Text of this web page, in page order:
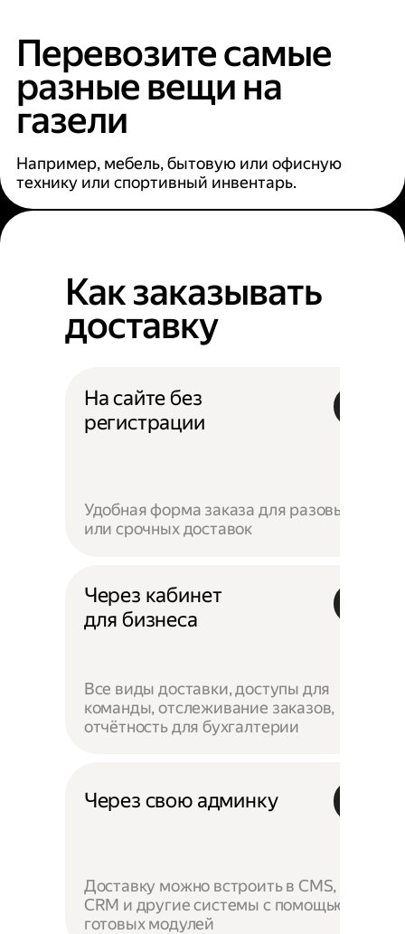
Перевозите самые
разные вещи на
газели
Например, мебель, бытовую или офисную
технику или спортивный инвентарь.
Как заказывать
доставку
На сайте без
регистрации
Удобная форма заказа для разовых
или срочных доставок
Через кабинет
для бизнеса
Все виды доставки, доступы для
команды, отслеживание заказов,
отчётность для бухгалтерии
Через свою админку
Доставку можно встроить в CMS,
CRM и другие системы с помощью
готовых модулей